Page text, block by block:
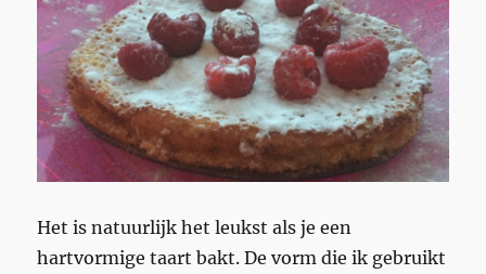
Het is natuurlijk het leukst als je een
hartvormige taart bakt. De vorm die ik gebruikt